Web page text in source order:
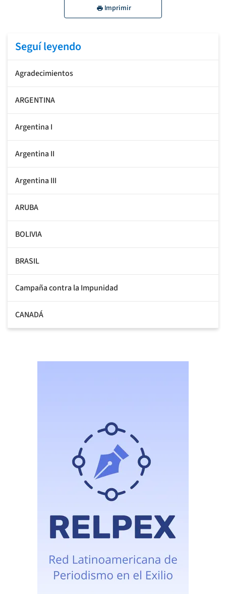
Imprimir
Seguí leyendo
Agradecimientos
ARGENTINA
Argentina I
Argentina II
Argentina III
ARUBA
BOLIVIA
BRASIL
Campaña contra la Impunidad
CANADÁ